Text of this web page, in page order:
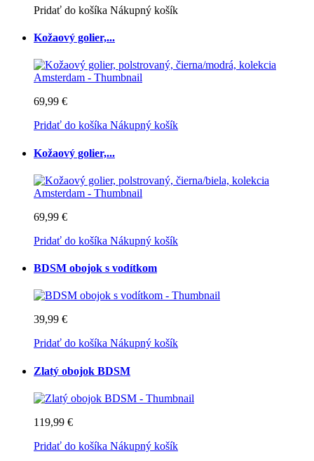
Pridať do košíka Nákupný košík
Kožaový golier,...
69,99 €
Pridať do košíka Nákupný košík
Kožaový golier,...
69,99 €
Pridať do košíka Nákupný košík
BDSM obojok s vodítkom
39,99 €
Pridať do košíka Nákupný košík
Zlatý obojok BDSM
119,99 €
Pridať do košíka Nákupný košík